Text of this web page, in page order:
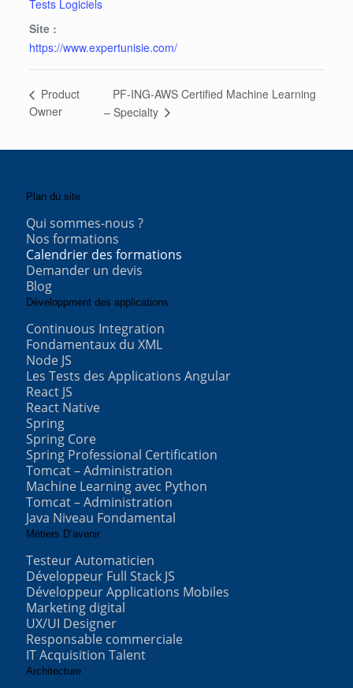
Tests Logiciels
Site :
https://www.expertunisie.com/
Product
Owner
PF-ING-AWS Certified Machine Learning
– Specialty
Plan du site
Qui sommes-nous ?
Nos formations
Calendrier des formations
Demander un devis
Blog
Développment des applications
Continuous Integration
Fondamentaux du XML
Node JS
Les Tests des Applications Angular
React JS
React Native
Spring
Spring Core
Spring Professional Certification
Tomcat – Administration
Machine Learning avec Python
Tomcat – Administration
Java Niveau Fondamental
Métiers D’avenir
Testeur Automaticien
Développeur Full Stack JS
Développeur Applications Mobiles
Marketing digital
UX/UI Designer
Responsable commerciale
IT Acquisition Talent
Architecture